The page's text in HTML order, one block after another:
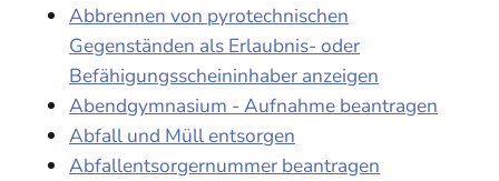
Abbrennen von pyrotechnischen
Gegenständen als Erlaubnis- oder
Befähigungsscheininhaber anzeigen
Abendgymnasium - Aufnahme beantragen
Abfall und Müll entsorgen
Abfallentsorgernummer beantragen